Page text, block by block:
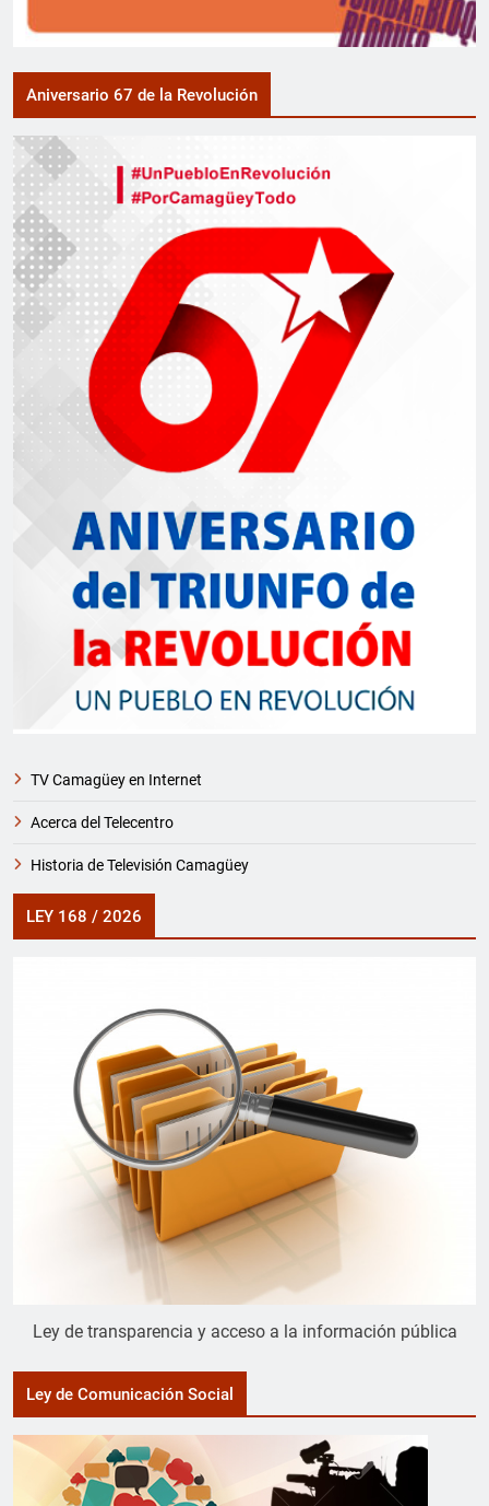
Aniversario 67 de la Revolución
TV Camagüey en Internet
Acerca del Telecentro
Historia de Televisión Camagüey
LEY 168 / 2026
Ley de transparencia y acceso a la información pública
Ley de Comunicación Social